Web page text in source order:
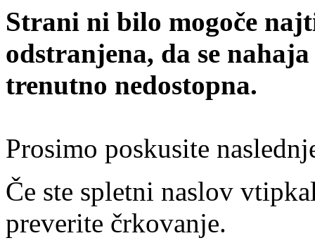
Strani ni bilo mogoče
odstranjena, da se
trenutno nedostopna.
Prosimo poskusite
Če ste spletni naslov
preverite črkovanje.